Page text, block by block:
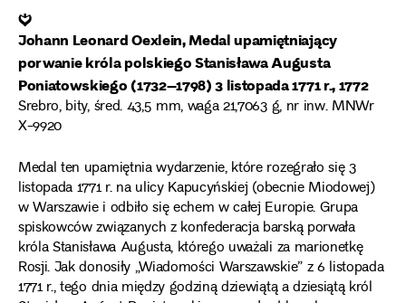
❦
Johann Leonard Oexlein, Medal upamiętniający
porwanie króla polskiego Stanisława Augusta
Poniatowskiego (1732–1798) 3 listopada 1771 r., 1772
Srebro, bity, śred. 43,5 mm, waga 21,7063 g, nr inw. MNWr
X-9920
Medal ten upamiętnia wydarzenie, które rozegrało się 3
listopada 1771 r. na ulicy Kapucyńskiej (obecnie Miodowej)
w Warszawie i odbiło się echem w całej Europie. Grupa
spiskowców związanych z konfederacja barską porwała
króla Stanisława Augusta, którego uważali za marionetkę
Rosji. Jak donosiły „Wiadomości Warszawskie” z 6 listopada
1771 r., tego dnia między godziną dziewiątą a dziesiątą król